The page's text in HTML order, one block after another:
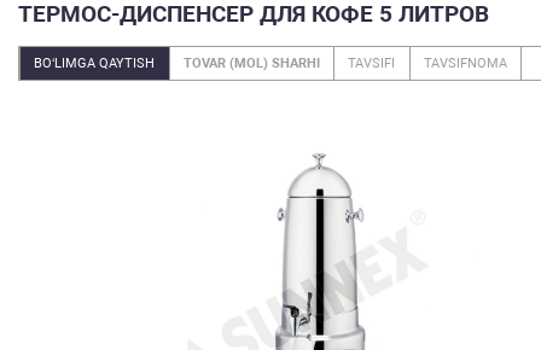
ТЕРМОС-ДИСПЕНСЕР ДЛЯ КОФЕ 5 ЛИТРОВ
BO‘LIMGA QAYTISH TOVAR (MOL) SHARHI TAVSIFI TAVSIFNOMA